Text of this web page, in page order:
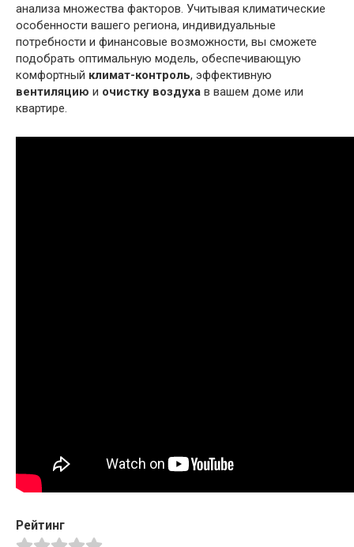
анализа множества факторов. Учитывая климатические
особенности вашего региона, индивидуальные
потребности и финансовые возможности, вы сможете
подобрать оптимальную модель, обеспечивающую
комфортный климат-контроль, эффективную
вентиляцию и очистку воздуха в вашем доме или
квартире.
Рейтинг